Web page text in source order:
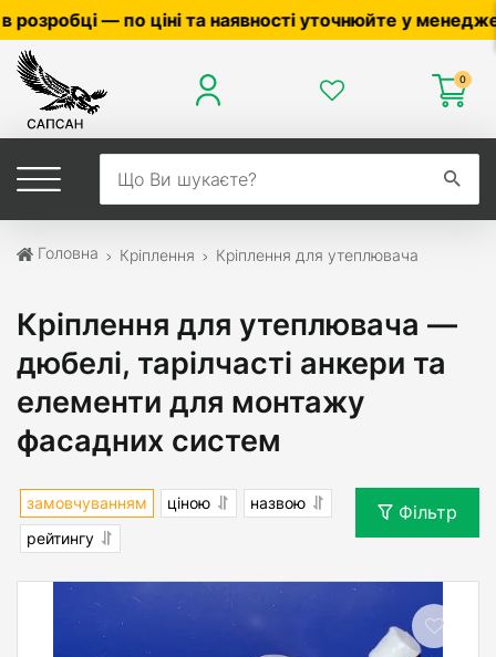
наявності уточнюйте у менеджера ☎0503056010,
0
Головна Кріплення Кріплення для утеплювача
Кріплення для утеплювача —
дюбелі, тарілчасті анкери та
елементи для монтажу
фасадних систем
замовчуванням ціною
назвою
рейтингу
Фільтр